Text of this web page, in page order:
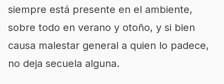
siempre está presente en el ambiente,
sobre todo en verano y otoño, y si bien
causa malestar general a quien lo padece,
no deja secuela alguna.